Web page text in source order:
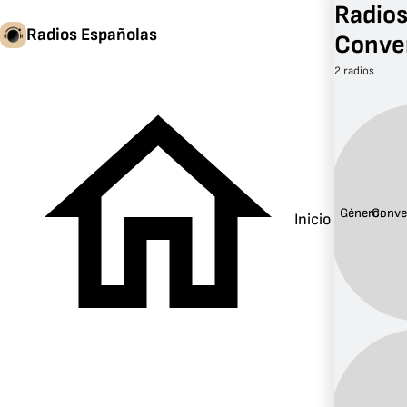
Radios Españolas
Inicio
2 radios
Género: